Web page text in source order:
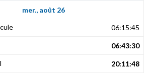
mer., août 26
06:15:45
06:43:30
20:11:48